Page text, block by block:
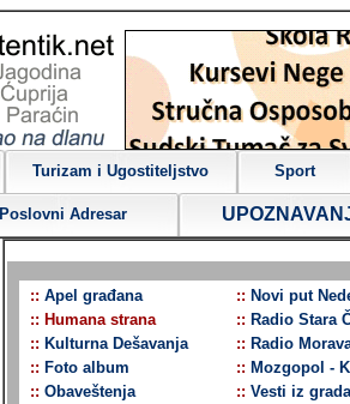
Turizam i Ugostiteljstvo Sport
Poslovni Adresar
:: Apel građana :: Novi put
:: Humana strana :: Radio Stara
:: Kulturna Dešavanja :: Radio
:: Foto album :: Mozgopol -
:: Obaveštenja :: Vesti iz grada